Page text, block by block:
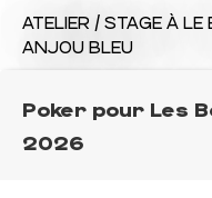
ATELIER / STAGE À LE
ANJOU BLEU
Poker pour Les
2026